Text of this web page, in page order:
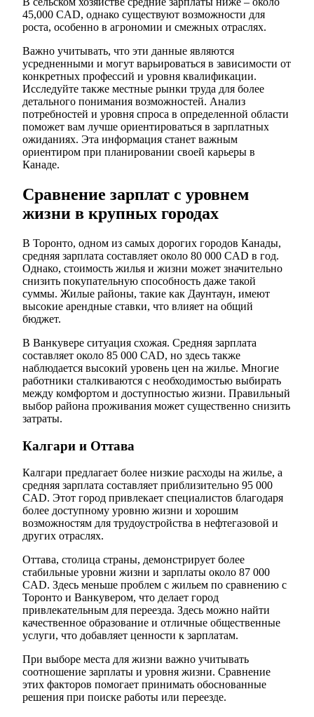
45,000 CAD, однако существуют возможности для
роста, особенно в агрономии и смежных отраслях.
Важно учитывать, что эти данные являются
усредненными и могут варьироваться в зависимости от
конкретных профессий и уровня квалификации.
Исследуйте также местные рынки труда для более
детального понимания возможностей. Анализ
потребностей и уровня спроса в определенной области
поможет вам лучше ориентироваться в зарплатных
ожиданиях. Эта информация станет важным
ориентиром при планировании своей карьеры в
Канаде.
Сравнение зарплат с уровнем
жизни в крупных городах
В Торонто, одном из самых дорогих городов Канады,
средняя зарплата составляет около 80 000 CAD в год.
Однако, стоимость жилья и жизни может значительно
снизить покупательную способность даже такой
суммы. Жилые районы, такие как Даунтаун, имеют
высокие арендные ставки, что влияет на общий
бюджет.
В Ванкувере ситуация схожая. Средняя зарплата
составляет около 85 000 CAD, но здесь также
наблюдается высокий уровень цен на жилье. Многие
работники сталкиваются с необходимостью выбирать
между комфортом и доступностью жизни. Правильный
выбор района проживания может существенно снизить
затраты.
Калгари и Оттава
Калгари предлагает более низкие расходы на жилье, а
средняя зарплата составляет приблизительно 95 000
CAD. Этот город привлекает специалистов благодаря
более доступному уровню жизни и хорошим
возможностям для трудоустройства в нефтегазовой и
других отраслях.
Оттава, столица страны, демонстрирует более
стабильные уровни жизни и зарплаты около 87 000
CAD. Здесь меньше проблем с жильем по сравнению с
Торонто и Ванкувером, что делает город
привлекательным для переезда. Здесь можно найти
качественное образование и отличные общественные
услуги, что добавляет ценности к зарплатам.
При выборе места для жизни важно учитывать
соотношение зарплаты и уровня жизни. Сравнение
этих факторов помогает принимать обоснованные
решения при поиске работы или переезде.